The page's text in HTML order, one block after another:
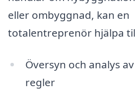
eller ombyggnad, kan en
totalentreprenör hjälpa
Översyn och analys
regler